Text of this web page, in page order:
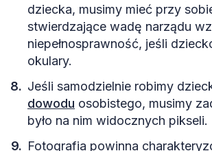
dziecka, musimy mieć przy
stwierdzające wadę narządu
niepełnosprawność, jeśli
okulary.
Jeśli samodzielnie robimy
dowodu osobistego, musimy
było na nim widocznych pikseli.
Fotografia powinna